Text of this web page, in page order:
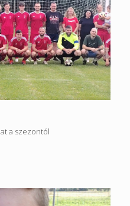
a szezontól